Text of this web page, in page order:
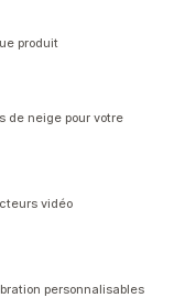
produit
de neige pour votre
vidéo
personnalisables